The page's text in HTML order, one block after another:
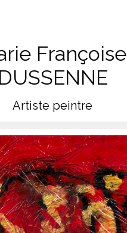
Françoise
DUSSENNE
Artiste peintre